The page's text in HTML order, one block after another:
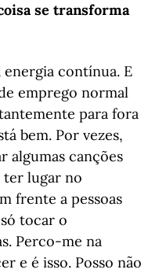
se transforma
contínua. E
emprego normal
para fora
bem. Por vezes,
algumas canções
ter lugar no
frente a pessoas
tocar o
Perco-me na
e é isso. Posso não